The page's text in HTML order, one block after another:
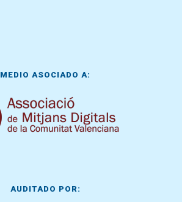
MEDIO ASOCIADO A:
AUDITADO POR: